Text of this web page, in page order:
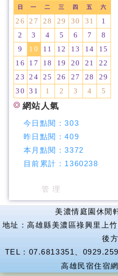
日 一 二 三 四 五 六
26 27 28 29 30 31
1
2
3 4 5 6 7
8
9
10 11 12 13 14
15
16
17 18 19 20 21
22
23
24 25 26 27 28
29
30
31 1 2 3 4 5
網站人氣
今日點閱：303
昨日點閱：409
本月點閱：3372
目前累計： 1360238
管 理
美濃情庭園休閒
地址：高雄縣美濃區祿興里上
後
TEL：07.6813351、
高雄民宿住宿網